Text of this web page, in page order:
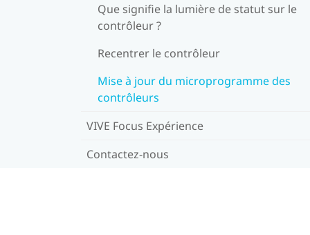
Que signifie la lumière de statut sur le
contrôleur ?
Recentrer le contrôleur
Mise à jour du microprogramme des
contrôleurs
VIVE Focus Expérience
Contactez-nous